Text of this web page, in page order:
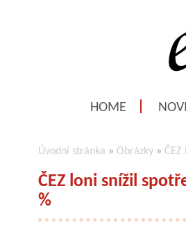
HOME
Úvodní stránka » Obrázky »
ČEZ loni snížil
%